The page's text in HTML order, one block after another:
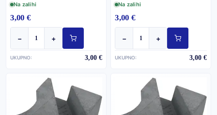
Na zalihi
3,00 €
− +
UKUPNO: 3,00 €
Na zalihi
3,00 €
− +
UKUPNO: 3,00 €